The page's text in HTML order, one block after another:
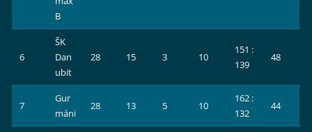
B
6
ŠK
Dan
ubit
28 15 3 10
151 :
139
48
7
Gur
máni
28 13 5 10
162 :
132
44